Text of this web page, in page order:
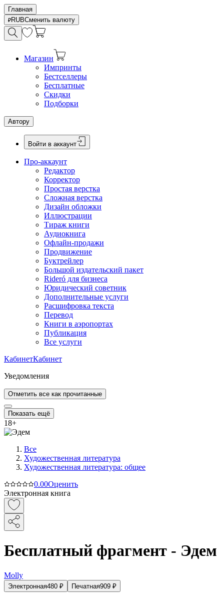
Главная
RUBСменить валюту
Магазин
Импринты
Бестселлеры
Бесплатные
Скидки
Подборки
Автору
Войти в аккаунт
Про-аккаунт
Редактор
Корректор
Простая верстка
Сложная верстка
Дизайн обложки
Иллюстрации
Тираж книги
Аудиокнига
Офлайн-продажи
Продвижение
Буктрейлер
Большой издательский пакет
Rideró для бизнеса
Юридический советник
Дополнительные услуги
Расшифровка текста
Перевод
Книги в аэропортах
Публикация
Все услуги
КабинетКабинет
Уведомления
Отметить все как прочитанные
Показать ещё
18+
Все
Художественная литература
Художественная литература: общее
0.00Оценить
Электронная книга
Бесплатный фрагмент - Эдем
Molly
Электронная480 ₽ Печатная909 ₽